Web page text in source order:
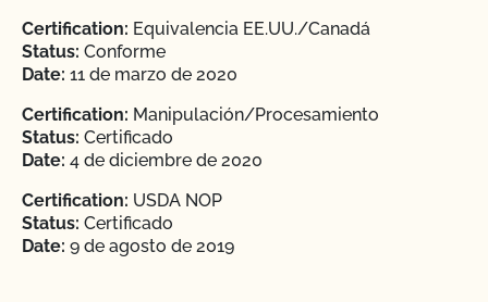
Certification: Equivalencia EE.UU./Canadá
Status: Conforme
Date: 11 de marzo de 2020
Certification: Manipulación/Procesamiento
Status: Certificado
Date: 4 de diciembre de 2020
Certification: USDA NOP
Status: Certificado
Date: 9 de agosto de 2019